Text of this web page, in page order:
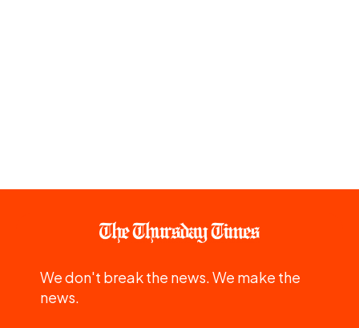
We don't break the news. We make the
news.